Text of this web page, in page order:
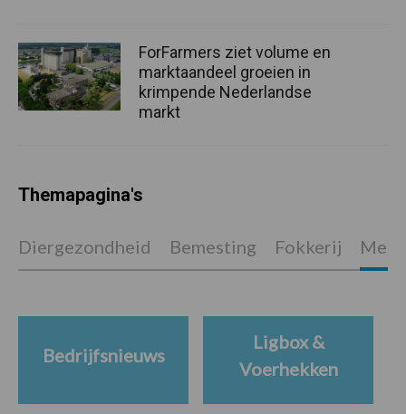
ForFarmers ziet volume en
marktaandeel groeien in
krimpende Nederlandse
markt
Themapagina's
Diergezondheid Bemesting Fokkerij
Bedrijfsnieuws
Ligbox &
Voerhekken